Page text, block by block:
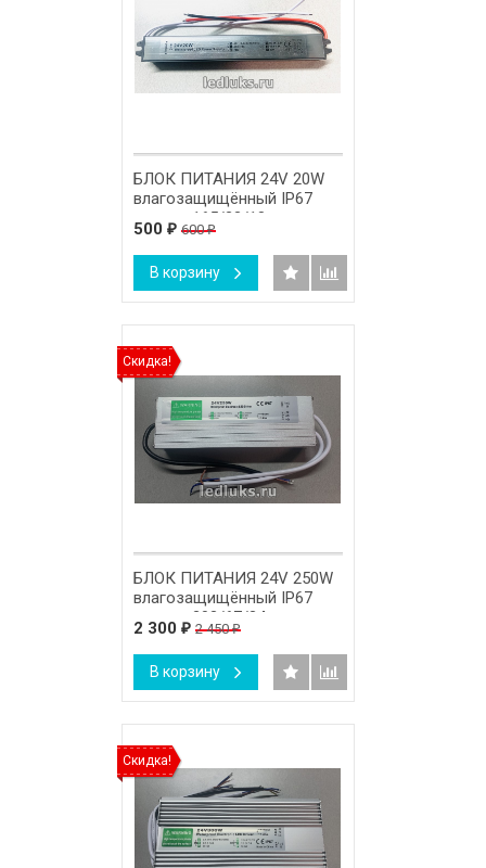
БЛОК ПИТАНИЯ 24V 20W
влагозащищённый IP67
размер 165/23/18 мм.
500 ₽ 600₽
В корзину
Скидка!
БЛОК ПИТАНИЯ 24V 250W
влагозащищённый IP67
размер 203/67/34 мм.
2 300 ₽ 2 450₽
В корзину
Скидка!